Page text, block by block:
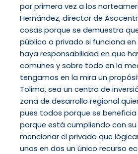
por primera vez a los
Hernández, director de
cosas porque se demuestra
público o privado si funciona
haya responsabilidad en que
comunes y sobre todo en la
tengamos en la mira un
Tolima, sea un centro de
zona de desarrollo regional
pues todos porque se
porque está cumpliendo con
mencionar el privado que
unos en dos un único recurso